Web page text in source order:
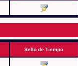
Sello de Tiempo